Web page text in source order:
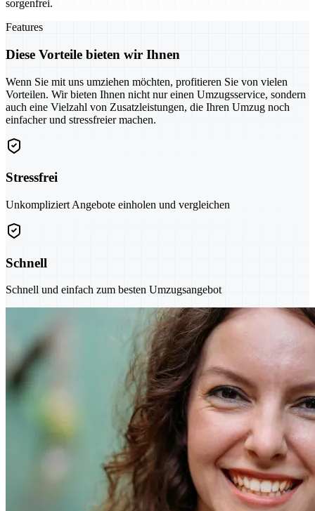
sorgenfrei.
Features
Diese Vorteile bieten wir Ihnen
Wenn Sie mit uns umziehen möchten, profitieren Sie von vielen
Vorteilen. Wir bieten Ihnen nicht nur einen Umzugsservice, sondern
auch eine Vielzahl von Zusatzleistungen, die Ihren Umzug noch
einfacher und stressfreier machen.
Stressfrei
Unkompliziert Angebote einholen und vergleichen
Schnell
Schnell und einfach zum besten Umzugsangebot